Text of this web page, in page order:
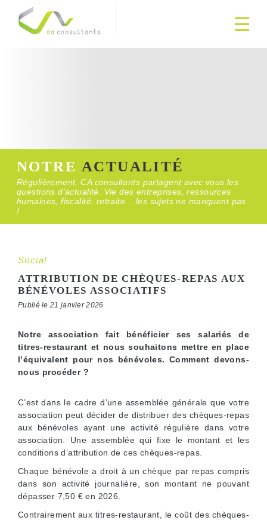
NOTRE ACTUALITÉ
Régulièrement, CA consultants partagent avec vous les
questions d’actualité. Vie des entreprises, ressources
humaines, fiscalité, retraite... les sujets ne manquent pas
!
Social
ATTRIBUTION DE CHÈQUES-REPAS AUX
BÉNÉVOLES ASSOCIATIFS
Publié le 21 janvier 2026
Notre association fait bénéficier ses salariés de
titres-restaurant et nous souhaitons mettre en place
l’équivalent pour nos bénévoles. Comment devons-
nous procéder ?
C’est dans le cadre d’une assemblée générale que votre
association peut décider de distribuer des chèques-repas
aux bénévoles ayant une activité régulière dans votre
association. Une assemblée qui fixe le montant et les
conditions d’attribution de ces chèques-repas.
Chaque bénévole a droit à un chèque par repas compris
dans son activité journalière, son montant ne pouvant
dépasser 7,50 € en 2026.
Contrairement aux titres-restaurant, le coût des chèques-